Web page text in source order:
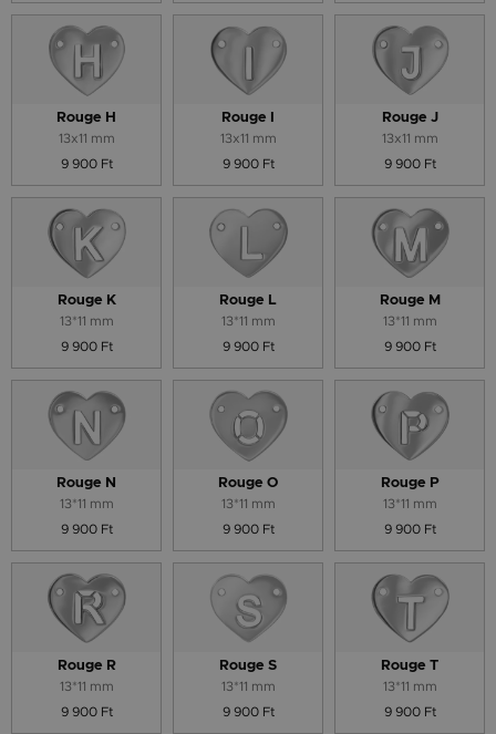
Rouge H
13x11 mm
9 900 Ft
Rouge I
13x11 mm
9 900 Ft
Rouge J
13x11 mm
9 900 Ft
Rouge K
13*11 mm
9 900 Ft
Rouge L
13*11 mm
9 900 Ft
Rouge M
13*11 mm
9 900 Ft
Rouge N
13*11 mm
9 900 Ft
Rouge O
13*11 mm
9 900 Ft
Rouge P
13*11 mm
9 900 Ft
Rouge R
13*11 mm
9 900 Ft
Rouge S
13*11 mm
9 900 Ft
Rouge T
13*11 mm
9 900 Ft